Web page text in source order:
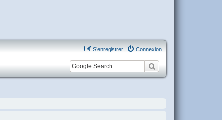
Connexion
S’enregistrer